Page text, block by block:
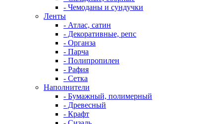
- Чемоданы и сундучки
Ленты
- Атлас, сатин
- Декоративные, репс
- Органза
- Парча
- Полипропилен
- Рафия
- Сетка
Наполнители
- Бумажный, полимерный
- Древесный
- Крафт